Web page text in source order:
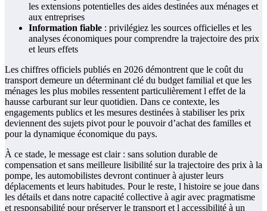
les extensions potentielles des aides destinées aux ménages et
aux entreprises
Information fiable : privilégiez les sources officielles et les
analyses économiques pour comprendre la trajectoire des prix
et leurs effets
Les chiffres officiels publiés en 2026 démontrent que le coût du
transport demeure un déterminant clé du budget familial et que les
ménages les plus mobiles ressentent particulièrement l effet de la
hausse carburant sur leur quotidien. Dans ce contexte, les
engagements publics et les mesures destinées à stabiliser les prix
deviennent des sujets pivot pour le pouvoir d’achat des familles et
pour la dynamique économique du pays.
À ce stade, le message est clair : sans solution durable de
compensation et sans meilleure lisibilité sur la trajectoire des prix à la
pompe, les automobilistes devront continuer à ajuster leurs
déplacements et leurs habitudes. Pour le reste, l histoire se joue dans
les détails et dans notre capacité collective à agir avec pragmatisme
et responsabilité pour préserver le transport et l accessibilité à un